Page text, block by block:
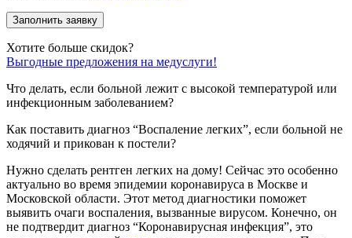
Заполнить заявку
Хотите больше скидок?
Выгодные предложения на медуслуги!
Что делать, если больной лежит с высокой температурой или
инфекционным заболеванием?
Как поставить диагноз “Воспаление легких”, если больной не
ходячий и прикован к постели?
Нужно сделать рентген легких на дому! Сейчас это особенно
актуально во время эпидемии коронавируса в Москве и
Московской области. Этот метод диагностики поможет
выявить очаги воспаления, вызванные вирусом. Конечно, он
не подтвердит диагноз “Коронавирусная инфекция”, это